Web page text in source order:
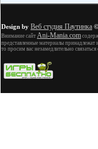
Design by Веб студия Паутинка
Внимание сайт Ani-Mania.com
представленные материалы принадлежат
то просим вас незамедлительно